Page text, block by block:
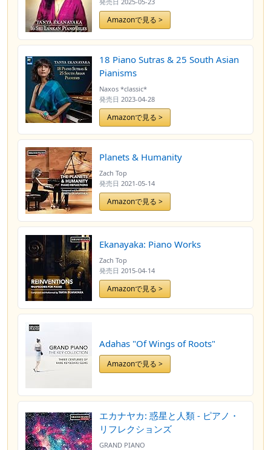
Amazonで見る >
18 Piano Sutras & 25 South Asian
Pianisms
Naxos *classic*
発売日 2023-04-28
Amazonで見る >
Planets & Humanity
Zach Top
発売日 2021-05-14
Amazonで見る >
Ekanayaka: Piano Works
Zach Top
発売日 2015-04-14
Amazonで見る >
Adahas "Of Wings of Roots"
Amazonで見る >
エカナヤカ: 惑星と人類 - ピアノ・
リフレクションズ
GRAND PIANO